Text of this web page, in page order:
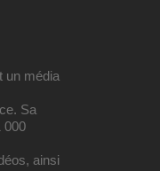
un média
Sa
000
ainsi